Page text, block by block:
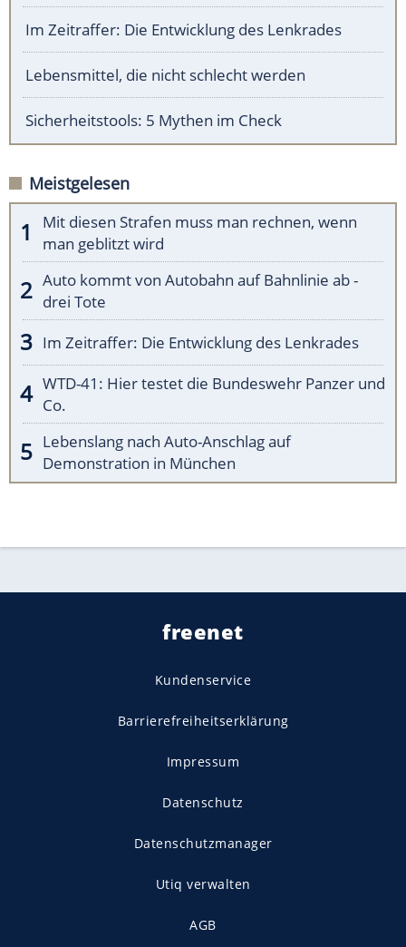
Im Zeitraffer: Die Entwicklung des Lenkrades
Lebensmittel, die nicht schlecht werden
Sicherheitstools: 5 Mythen im Check
Meistgelesen
Mit diesen Strafen muss man rechnen, wenn
man geblitzt wird
Auto kommt von Autobahn auf Bahnlinie ab -
drei Tote
Im Zeitraffer: Die Entwicklung des Lenkrades
WTD-41: Hier testet die Bundeswehr Panzer und
Co.
Lebenslang nach Auto-Anschlag auf
Demonstration in München
freenet
Kundenservice
Barrierefreiheitserklärung
Impressum
Datenschutz
Datenschutzmanager
Utiq verwalten
AGB